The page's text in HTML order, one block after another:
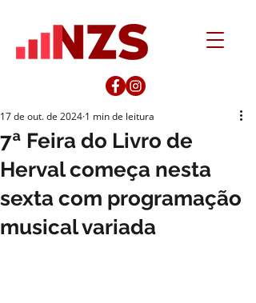
7ª Feira do Livro de
Herval começa nesta
sexta com programação
musical variada
17 de out. de 2024 1 min de leitura